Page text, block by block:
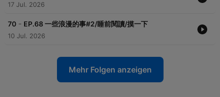
17 Jul. 2026
70 - EP.68 一些浪漫的事#2/睡前閱讀/摸一下
10 Jul. 2026
Mehr Folgen anzeigen